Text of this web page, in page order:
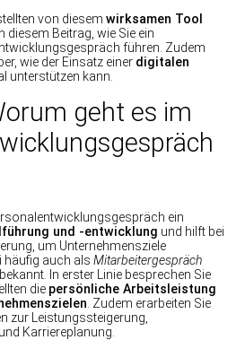
von diesem wirksamen Tool
diesem Beitrag, wie Sie ein
führen. Zudem
wie der Einsatz einer digitalen
unterstützen kann.
geht es im
ein
und -entwicklung und hilft bei
um Unternehmensziele
häufig auch als Mitarbeitergespräch
bekannt. In erster Linie besprechen Sie
die persönliche Arbeitsleistung
. Zudem erarbeiten Sie
zur Leistungssteigerung,
Karriereplanung.